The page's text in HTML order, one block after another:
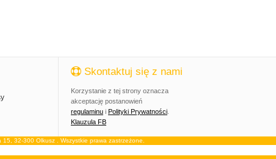
Skontaktuj się z nami
Korzystanie z tej strony oznacza
akceptację postanowień
regulaminu i Polityki Prywatności
Klauzula FB
32-300 Olkusz . Wszystkie prawa zastrzeżone.